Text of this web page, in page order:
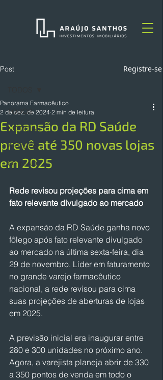
Post Registre-se
TODOS
NOTÍCIAS
ARTIGOS
OPINIÃO
Expansão da RD Saúde
prevê até 350 novas lojas
em 2025
Panorama Farmacêutico
2 de dez. de 2024 2 min de leitura
Rede revisou projeções para cima em
fato relevante divulgado ao mercado
A expansão da RD Saúde ganha novo
fôlego após fato relevante divulgado
ao mercado na última sexta-feira, dia
29 de novembro. Líder em faturamento
no grande varejo farmacêutico
nacional, a rede revisou para cima
suas projeções de aberturas de lojas
em 2025.
A previsão inicial era inaugurar entre
280 e 300 unidades no próximo ano.
Agora, a varejista planeja abrir de 330
a 350 pontos de venda em todo o